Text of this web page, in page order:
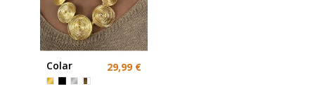
Colar
dourado
ou
29,99 €